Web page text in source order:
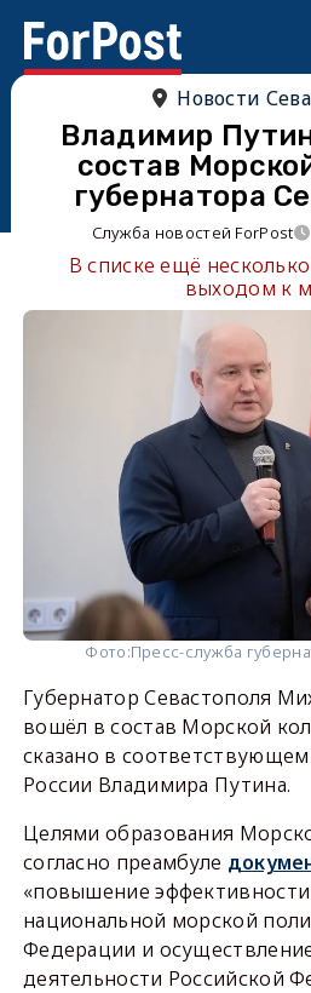
Новости
Владимир
состав
губернатора
Служба новостей ForPost
В списке ещё
выходом к
Фото:Пресс-служба
Губернатор Севастополя
вошёл в состав Морской
сказано в
России Владимира Путина.
Целями образования
согласно преамбуле
«повышение
национальной морской
Федерации и
деятельности Российской